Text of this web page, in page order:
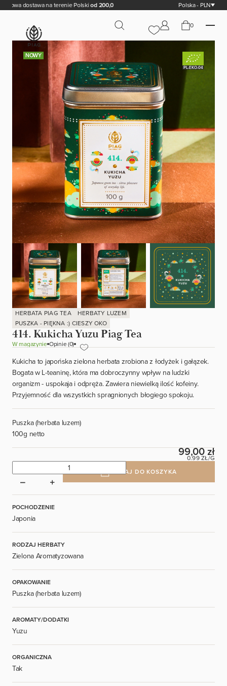
dostawa na terenie Polskiod 200,00 zł Polska - PLN
0
NOWY
PL-EKO-04
HERBATA PIAG TEA
HERBATY LUZEM
PUSZKA - PIĘKNA :) CIESZY OKO
414. Kukicha Yuzu Piag Tea
W magazynie Opinie (0)
Kukicha to japońska zielona herbata zrobiona z łodyżek i gałązek.
Bogata w L-teaninę, która ma dobroczynny wpływ na ludzki
organizm - uspokaja i odpręża. Zawiera niewielką ilość kofeiny.
Przyjemność dla wszystkich spragnionych błogiego spokoju.
Puszka (herbata luzem)
100g netto
99,00 zł
0.99 ZŁ/G
DODAJ DO KOSZYKA
POCHODZENIE
Japonia
RODZAJ HERBATY
Zielona Aromatyzowana
OPAKOWANIE
Puszka (herbata luzem)
AROMATY/DODATKI
Yuzu
ORGANICZNA
Tak